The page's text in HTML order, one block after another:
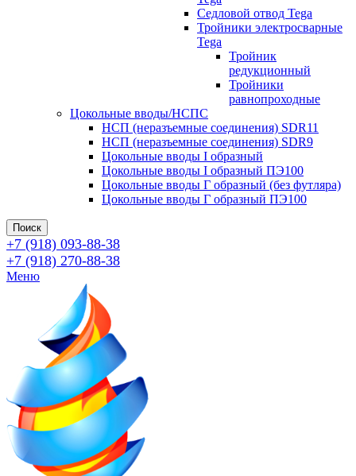
Седловой отвод Tega
Тройники электросварные
Tega
Тройник
редукционный
Тройники
равнопроходные
Цокольные вводы/НСПС
НСП (неразъемные соединения) SDR11
НСП (неразъемные соединения) SDR9
Цокольные вводы I образный
Цокольные вводы I образный ПЭ100
Цокольные вводы Г образный (без футляра)
Цокольные вводы Г образный ПЭ100
Поиск
+7 (918) 093-88-38
+7 (918) 270-88-38
Меню